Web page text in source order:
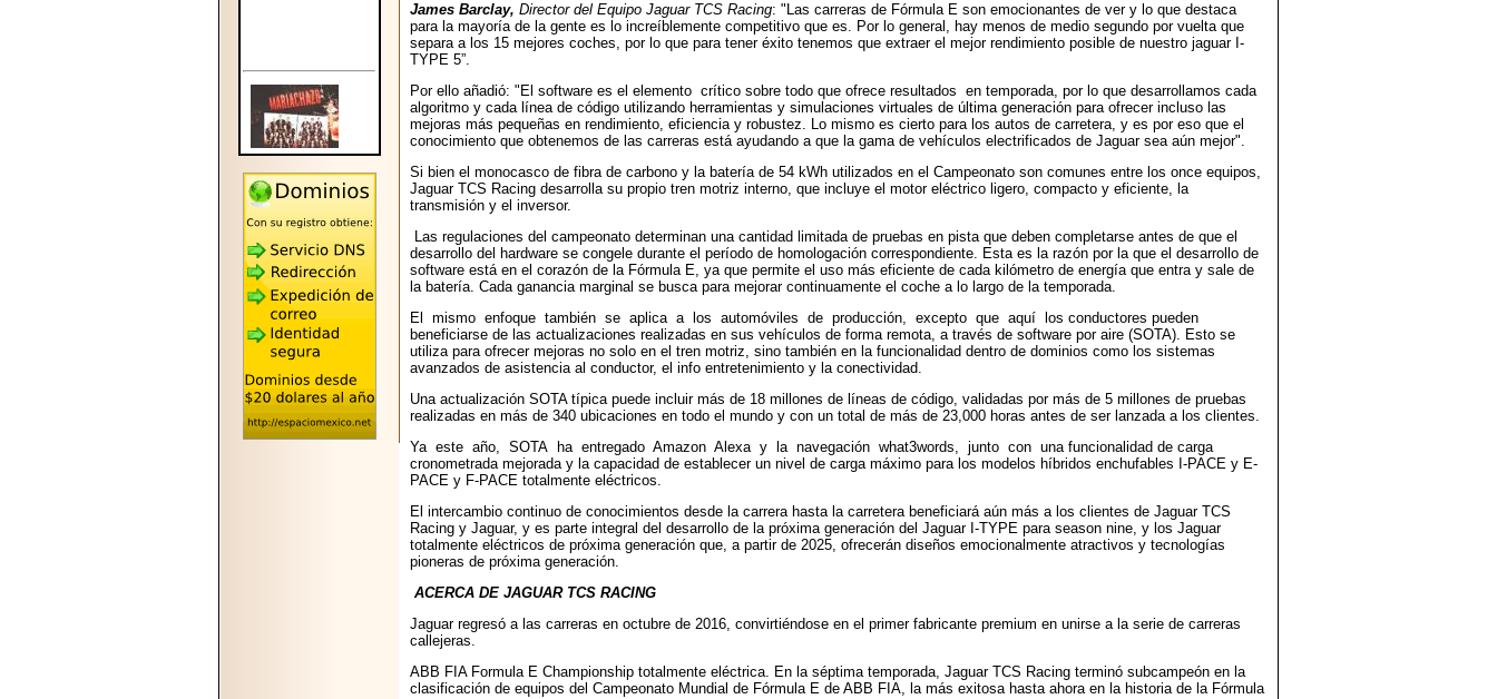
2026-05-25
"MARIACHAZO"
REÚNE A LAS
LEYENDAS
MARIACHI VARGAS
Y NUEVO
TECALITLÁN EN LA
ARENA CDMX.
2025-10-16
James Barclay, Director del Equipo Jaguar TCS Racing: "Las carreras de Fórmula E son emocionantes de ver y lo que destaca
para la mayoría de la gente es lo increíblemente competitivo que es. Por lo general, hay menos de medio segundo por vuelta que
separa a los 15 mejores coches, por lo que para tener éxito tenemos que extraer el mejor rendimiento posible de nuestro jaguar I-
TYPE 5”.
Por ello añadió: "El software es el elemento crítico sobre todo que ofrece resultados en temporada, por lo que desarrollamos cada
algoritmo y cada línea de código utilizando herramientas y simulaciones virtuales de última generación para ofrecer incluso las
mejoras más pequeñas en rendimiento, eficiencia y robustez. Lo mismo es cierto para los autos de carretera, y es por eso que el
conocimiento que obtenemos de las carreras está ayudando a que la gama de vehículos electrificados de Jaguar sea aún mejor".
Si bien el monocasco de fibra de carbono y la batería de 54 kWh utilizados en el Campeonato son comunes entre los once equipos,
Jaguar TCS Racing desarrolla su propio tren motriz interno, que incluye el motor eléctrico ligero, compacto y eficiente, la
transmisión y el inversor.
Las regulaciones del campeonato determinan una cantidad limitada de pruebas en pista que deben completarse antes de que el
desarrollo del hardware se congele durante el período de homologación correspondiente. Esta es la razón por la que el desarrollo de
software está en el corazón de la Fórmula E, ya que permite el uso más eficiente de cada kilómetro de energía que entra y sale de
la batería. Cada ganancia marginal se busca para mejorar continuamente el coche a lo largo de la temporada.
El mismo enfoque también se aplica a los automóviles de producción, excepto que aquí los conductores pueden
beneficiarse de las actualizaciones realizadas en sus vehículos de forma remota, a través de software por aire (SOTA). Esto se
utiliza para ofrecer mejoras no solo en el tren motriz, sino también en la funcionalidad dentro de dominios como los sistemas
avanzados de asistencia al conductor, el info entretenimiento y la conectividad.
Una actualización SOTA típica puede incluir más de 18 millones de líneas de código, validadas por más de 5 millones de pruebas
realizadas en más de 340 ubicaciones en todo el mundo y con un total de más de 23,000 horas antes de ser lanzada a los clientes.
Ya este año, SOTA ha entregado Amazon Alexa y la navegación what3words, junto con una funcionalidad de carga
cronometrada mejorada y la capacidad de establecer un nivel de carga máximo para los modelos híbridos enchufables I-PACE y E-
PACE y F-PACE totalmente eléctricos.
El intercambio continuo de conocimientos desde la carrera hasta la carretera beneficiará aún más a los clientes de Jaguar TCS
Racing y Jaguar, y es parte integral del desarrollo de la próxima generación del Jaguar I-TYPE para season nine, y los Jaguar
totalmente eléctricos de próxima generación que, a partir de 2025, ofrecerán diseños emocionalmente atractivos y tecnologías
pioneras de próxima generación.
ACERCA DE JAGUAR TCS RACING
Jaguar regresó a las carreras en octubre de 2016, convirtiéndose en el primer fabricante premium en unirse a la serie de carreras
callejeras.
ABB FIA Formula E Championship totalmente eléctrica. En la séptima temporada, Jaguar TCS Racing terminó subcampeón en la
clasificación de equipos del Campeonato Mundial de Fórmula E de ABB FIA, la más exitosa hasta ahora en la historia de la Fórmula